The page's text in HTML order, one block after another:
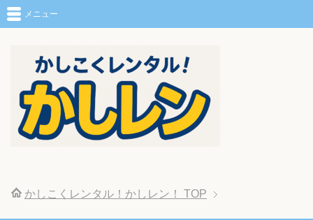
メニュー
かしこくレンタル！かしレン！ TOP